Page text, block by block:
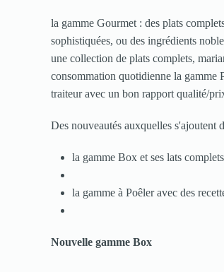
la gamme Gourmet : des plats
sophistiquées, ou des ingrédients
une collection de plats complets,
consommation quotidienne la gamme
traiteur avec un bon rapport qualité/
Des nouveautés auxquelles s'ajoutent
la gamme Box et ses lats
la gamme à Poêler avec des
Nouvelle gamme Box